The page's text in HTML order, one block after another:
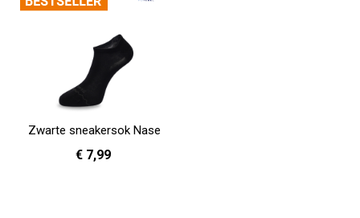
Zwarte sneakersok Nase
€ 7,99